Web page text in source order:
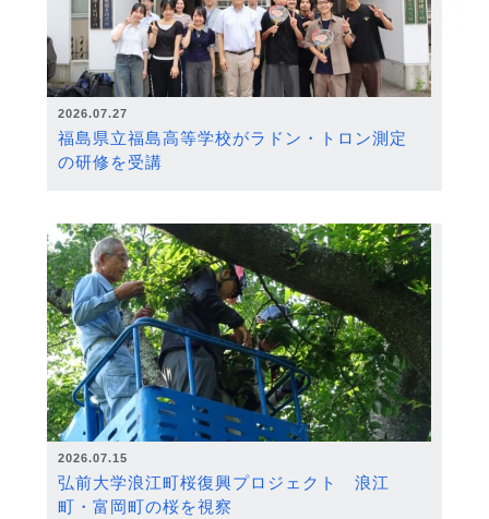
2026.07.27
福島県立福島高等学校がラドン・トロン測定
の研修を受講
2026.07.15
弘前大学浪江町桜復興プロジェクト 浪江
町・富岡町の桜を視察